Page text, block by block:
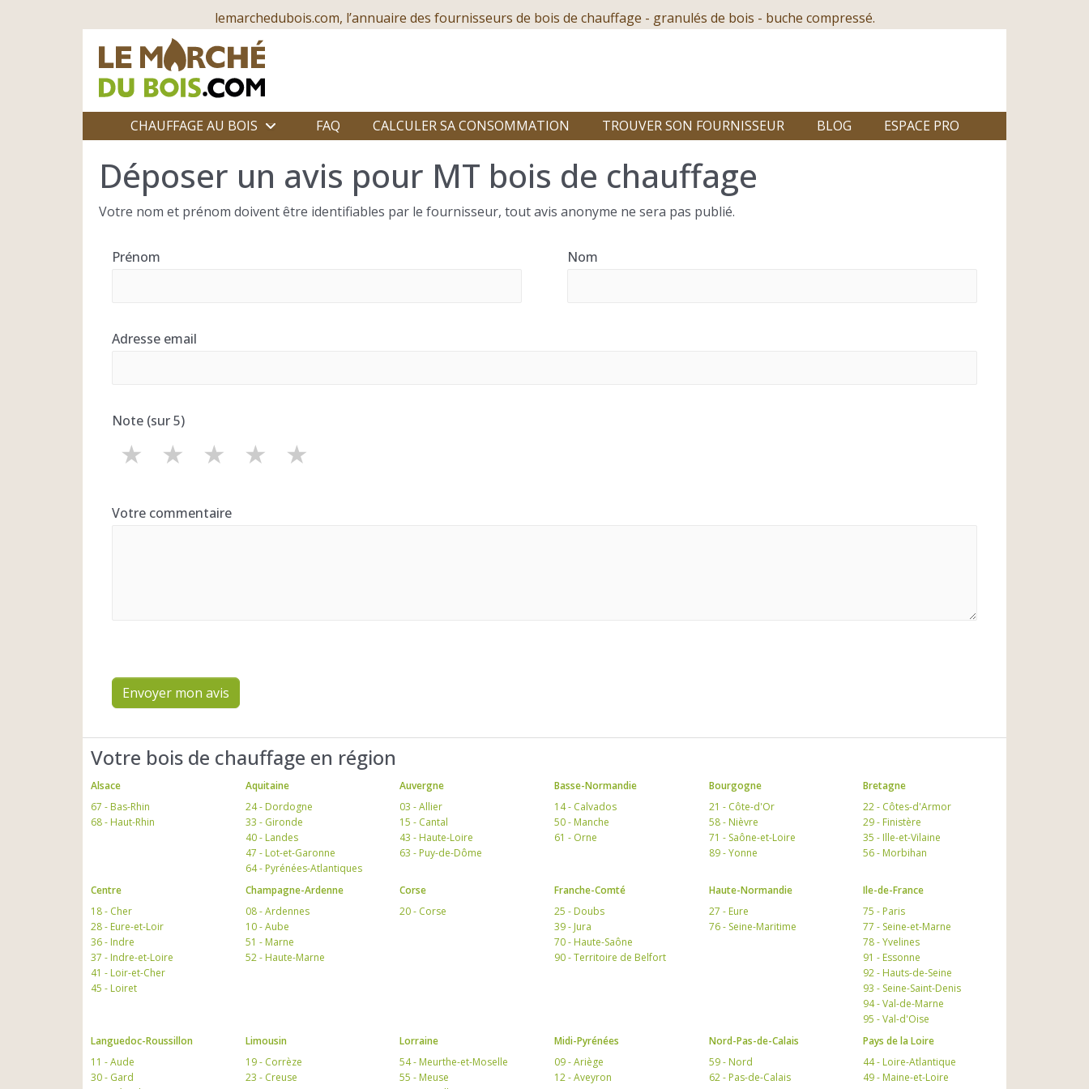
lemarchedubois.com, l’annuaire des fournisseurs de bois de chauffage - granulés de bois - buche compressé.
CHAUFFAGE AU BOIS FAQ CALCULER SA CONSOMMATION TROUVER SON FOURNISSEUR BLOG ESPACE PRO
Déposer un avis pour MT bois de chauffage
Votre nom et prénom doivent être identifiables par le fournisseur, tout avis anonyme ne sera pas publié.
Prénom Nom
Adresse email
Note (sur 5)
★
★
★
★
★
Votre commentaire
Envoyer mon avis
Votre bois de chauffage en région
Alsace
67 - Bas-Rhin
68 - Haut-Rhin
Aquitaine
24 - Dordogne
33 - Gironde
40 - Landes
47 - Lot-et-Garonne
64 - Pyrénées-Atlantiques
Auvergne
03 - Allier
15 - Cantal
43 - Haute-Loire
63 - Puy-de-Dôme
Basse-Normandie
14 - Calvados
50 - Manche
61 - Orne
Bourgogne
21 - Côte-d'Or
58 - Nièvre
71 - Saône-et-Loire
89 - Yonne
Bretagne
22 - Côtes-d'Armor
29 - Finistère
35 - Ille-et-Vilaine
56 - Morbihan
Centre
18 - Cher
28 - Eure-et-Loir
36 - Indre
37 - Indre-et-Loire
41 - Loir-et-Cher
45 - Loiret
Champagne-Ardenne
08 - Ardennes
10 - Aube
51 - Marne
52 - Haute-Marne
Corse
20 - Corse
Franche-Comté
25 - Doubs
39 - Jura
70 - Haute-Saône
90 - Territoire de Belfort
Haute-Normandie
27 - Eure
76 - Seine-Maritime
Ile-de-France
75 - Paris
77 - Seine-et-Marne
78 - Yvelines
91 - Essonne
92 - Hauts-de-Seine
93 - Seine-Saint-Denis
94 - Val-de-Marne
95 - Val-d'Oise
Languedoc-Roussillon
11 - Aude
30 - Gard
Limousin
19 - Corrèze
23 - Creuse
Lorraine
54 - Meurthe-et-Moselle
55 - Meuse
Midi-Pyrénées
09 - Ariège
12 - Aveyron
Nord-Pas-de-Calais
59 - Nord
62 - Pas-de-Calais
Pays de la Loire
44 - Loire-Atlantique
49 - Maine-et-Loire